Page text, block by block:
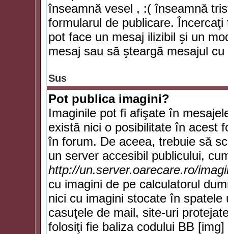
înseamnă vesel , :( înseamnă
formularul de publicare.
pot face un mesaj ilizibil şi un
mesaj sau să şteargă mesajul cu
Sus
Pot publica imagini?
Imaginile pot fi afişate în
există nici o posibilitate în acest
în forum. De aceea, trebuie să
un server accesibil publicului,
http://un.server.oarecare.ro/
cu imagini de pe calculatorul
nici cu imagini stocate în
casuţele de mail, site-uri
folosiţi fie baliza codului BB